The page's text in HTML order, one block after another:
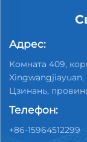
Адрес:
Комната 409,
Xingwangjiayuan,
Цзинань,
Телефон:
+86-15964512299